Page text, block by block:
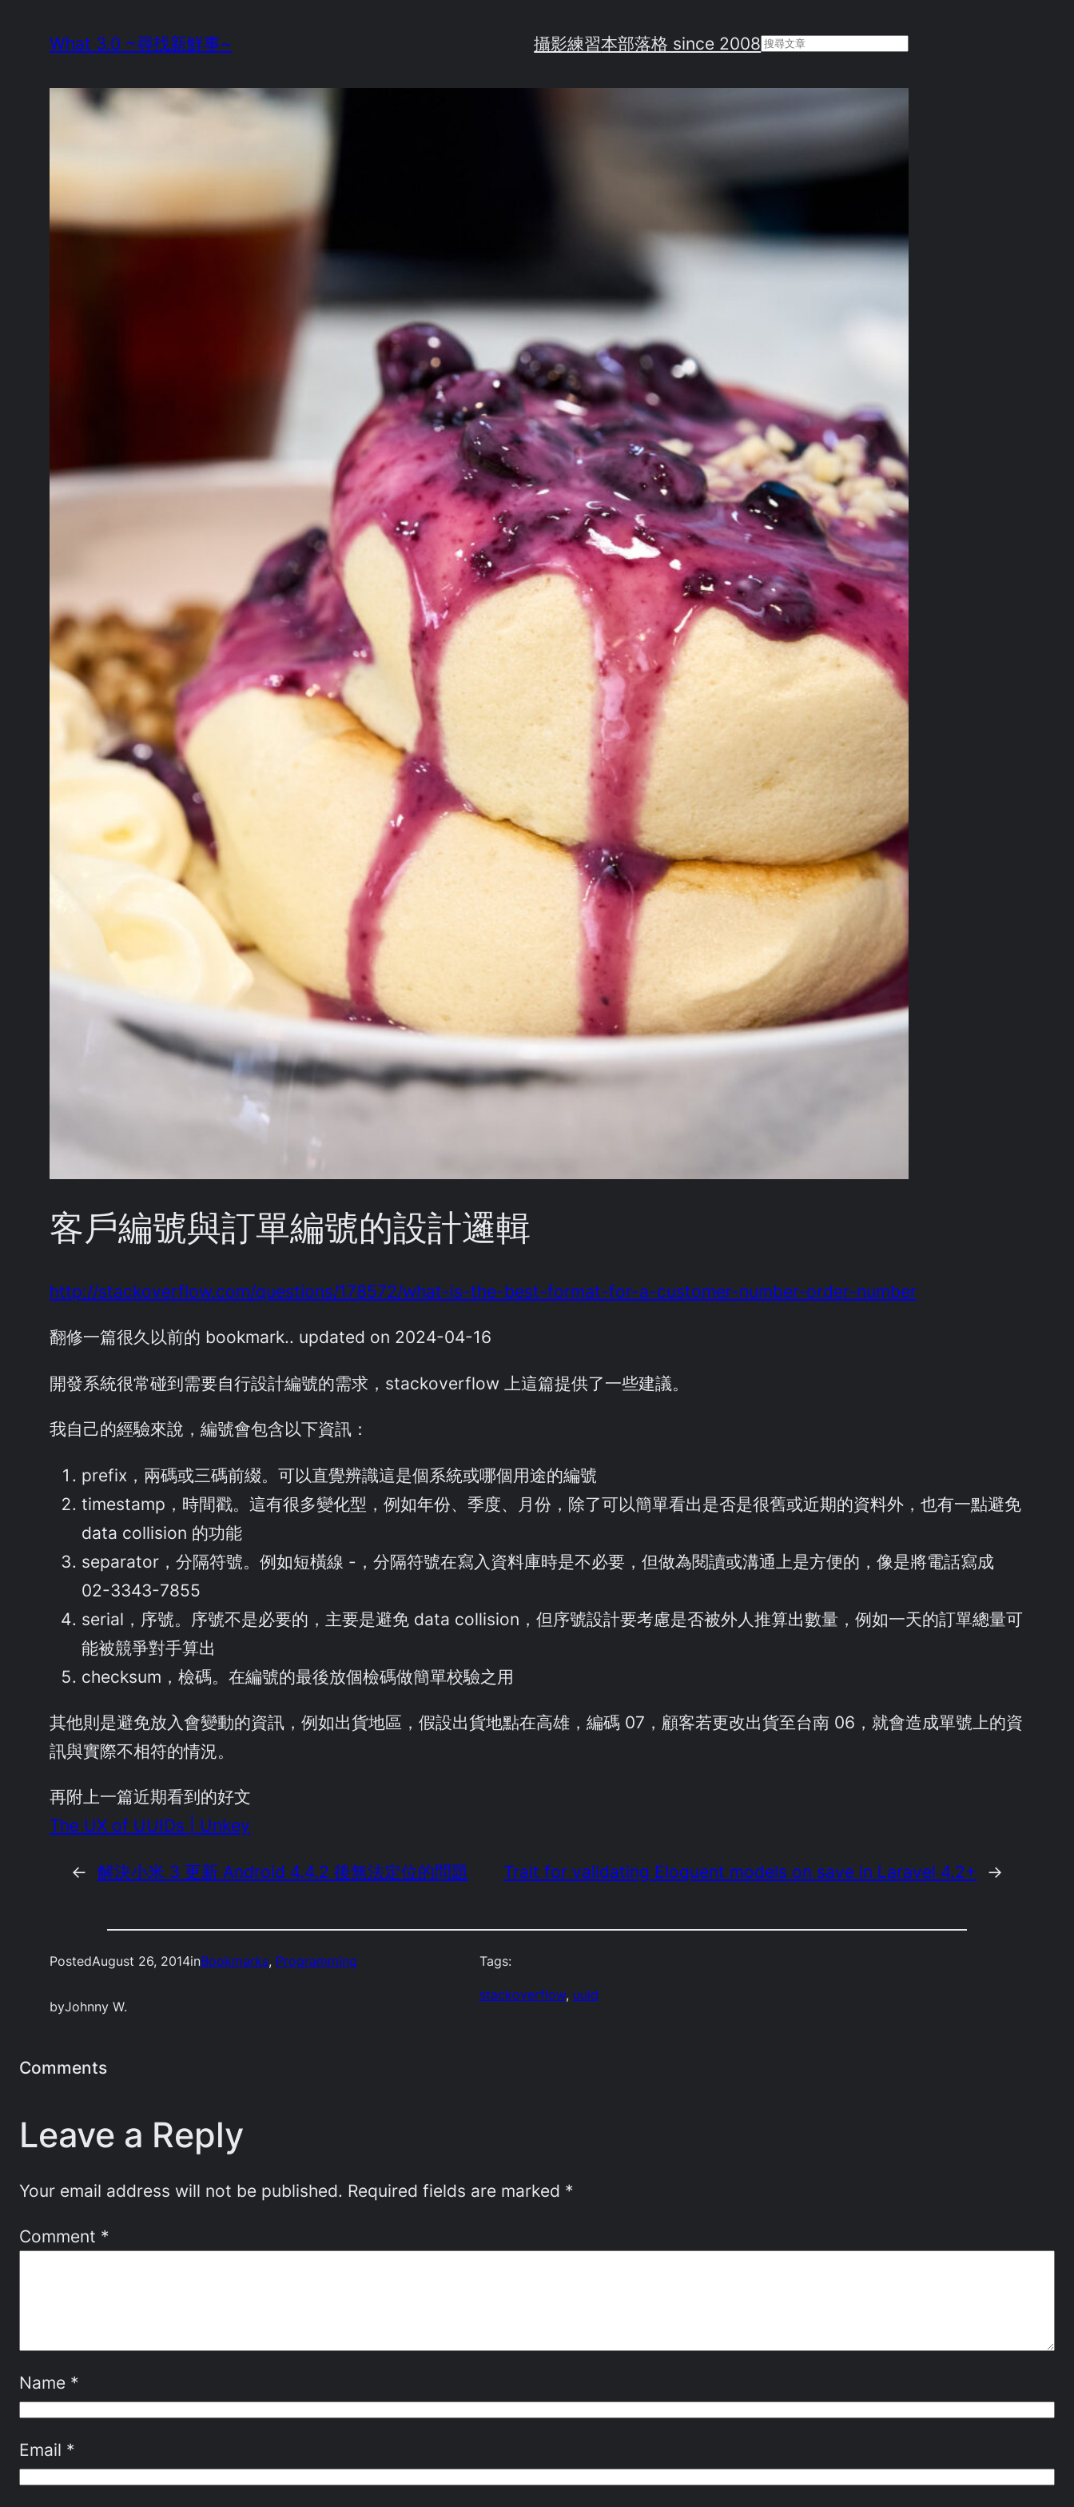
What 3.0 ~尋找新鮮事~ 攝影練習本部落格 since 2008Search
客戶編號與訂單編號的設計邏輯
http://stackoverflow.com/questions/178572/what-is-the-best-format-for-a-customer-number-order-number
翻修一篇很久以前的 bookmark.. updated on 2024-04-16
開發系統很常碰到需要自行設計編號的需求，stackoverflow 上這篇提供了一些建議。
我自己的經驗來說，編號會包含以下資訊：
prefix，兩碼或三碼前綴。可以直覺辨識這是個系統或哪個用途的編號
timestamp，時間戳。這有很多變化型，例如年份、季度、月份，除了可以簡單看出是否是很舊或近期的資料外，也有一點避免
data collision 的功能
separator，分隔符號。例如短橫線 -，分隔符號在寫入資料庫時是不必要，但做為閱讀或溝通上是方便的，像是將電話寫成
02-3343-7855
serial，序號。序號不是必要的，主要是避免 data collision，但序號設計要考慮是否被外人推算出數量，例如一天的訂單總量可
能被競爭對手算出
checksum，檢碼。在編號的最後放個檢碼做簡單校驗之用
其他則是避免放入會變動的資訊，例如出貨地區，假設出貨地點在高雄，編碼 07，顧客若更改出貨至台南 06，就會造成單號上的資
訊與實際不相符的情況。
再附上一篇近期看到的好文
The UX of UUIDs | Unkey
← 解決小米 3 更新 Android 4.4.2 後無法定位的問題 Trait for validating Eloquent models on save in Laravel 4.2+ →
PostedAugust 26, 2014inBookmarks, Programming
byJohnny W.
Tags:
stackoverflow, uuid
Comments
Leave a Reply
Your email address will not be published. Required fields are marked *
Comment *
Name *
Email *